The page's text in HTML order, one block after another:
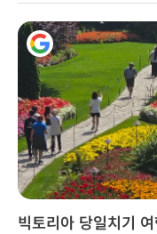
빅토리아 당일치기